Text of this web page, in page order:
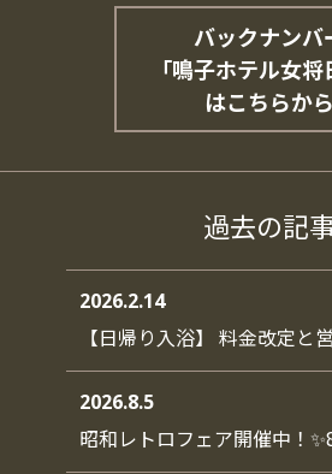
バックナンバ
「鳴子ホテル女将
はこちらから
過去の記
2026.2.14
【日帰り入浴】 料金改定と
2026.8.5
昭和レトロフェア開催中！